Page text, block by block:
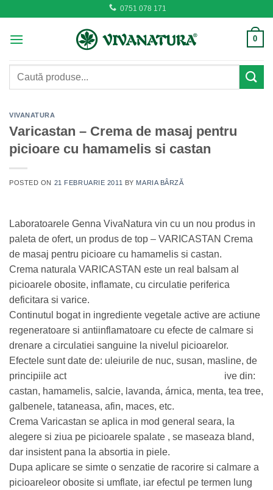
content
0751 078 171
0
Caută
VIVANATURA
Varicastan – Crema de masaj pentru
picioare cu hamamelis si castan
POSTED ON 21 FEBRUARIE 2011 BY MARIA BÂRZĂ
Laboratoarele Genna VivaNatura vin cu un nou produs in
paleta de ofert, un produs de top – VARICASTAN Crema
de masaj pentru picioare cu hamamelis si castan.
Crema naturala VARICASTAN este un real balsam al
picioarele obosite, inflamate, cu circulatie periferica
deficitara si varice.
Continutul bogat in ingrediente vegetale active are actiune
regeneratoare si antiinflamatoare cu efecte de calmare si
drenare a circulatiei sanguine la nivelul picioarelor.
Efectele sunt date de: uleiurile de nuc, susan, masline, de
principiile act
ive din:
castan, hamamelis, salcie, lavanda, árnica, menta, tea tree,
galbenele, tataneasa, afin, maces, etc.
Crema Varicastan se aplica in mod general seara, la
alegere si ziua pe picioarele spalate , se maseaza bland,
dar insistent pana la absortia in piele.
Dupa aplicare se simte o senzatie de racorire si calmare a
picioareleor obosite si umflate, iar efectul pe termen lung